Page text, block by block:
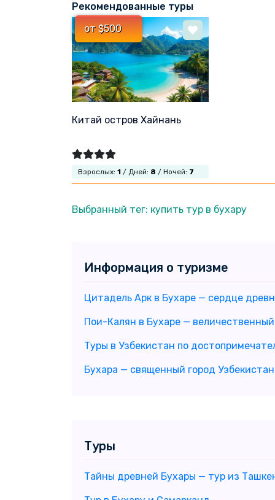
Рекомендованные туры
от $500
Китай остров Хайнань
Взрослых: 1 / Дней: 8 / Ночей: 7
Выбранный тег: купить тур в бухару
Информация о туризме
Цитадель Арк в Бухаре — сердце
Пои-Калян в Бухаре —
Туры в Узбекистан по
Бухара — священный город
Туры
Тайны древней Бухары — тур из